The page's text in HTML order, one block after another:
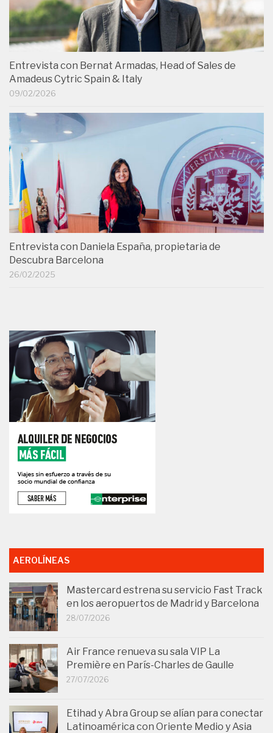
Entrevista con Bernat Armadas, Head of Sales de
Amadeus Cytric Spain & Italy
09/02/2026
Entrevista con Daniela España, propietaria de
Descubra Barcelona
26/02/2025
AEROLÍNEAS
Mastercard estrena su servicio Fast Track
en los aeropuertos de Madrid y Barcelona
28/07/2026
Air France renueva su sala VIP La
Première en París-Charles de Gaulle
27/07/2026
Etihad y Abra Group se alían para conectar
Latinoamérica con Oriente Medio y Asia